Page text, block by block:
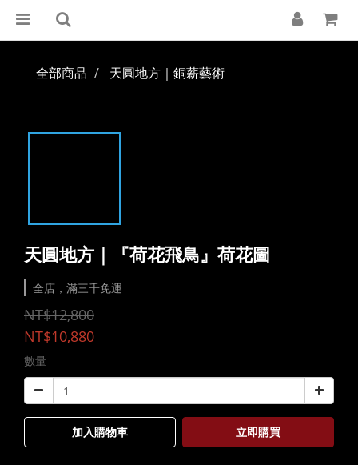
全部商品 天圓地方｜銅薪藝術
天圓地方｜『荷花飛鳥』荷花圖
全店，滿三千免運
NT$12,800
NT$10,880
數量
加入購物車 立即購買